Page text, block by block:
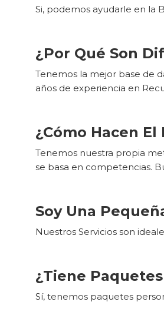
Si, podemos ayudarle en la
¿Por Qué Son
Tenemos la mejor base de
años de experiencia en
¿Cómo Hacen
Tenemos nuestra propia
se basa en competencias.
Soy Una
Nuestros Servicios son
¿Tiene
Sí, tenemos paquetes